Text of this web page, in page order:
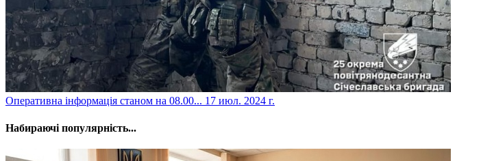
​Оперативна інформація станом на 08.00... 17 июл. 2024 г.
Набираючі популярність...